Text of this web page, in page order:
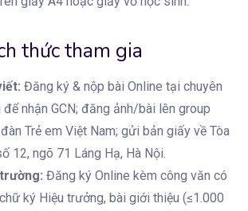
thức tham gia
Đăng ký & nộp bài Online tại chuyên
để nhận GCN; đăng ảnh/bài lên group
Trẻ em Việt Nam; gửi bản giấy về Tòa
12, ngõ 71 Láng Hạ, Hà Nội.
Đăng ký Online kèm công văn có
ký Hiệu trưởng, bài giới thiệu (≤1.000